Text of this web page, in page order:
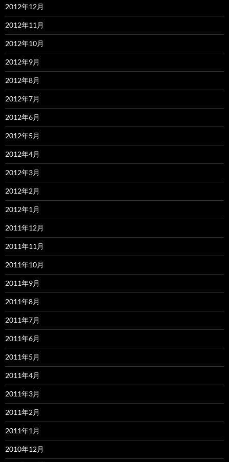
2012年12月
2012年11月
2012年10月
2012年9月
2012年8月
2012年7月
2012年6月
2012年5月
2012年4月
2012年3月
2012年2月
2012年1月
2011年12月
2011年11月
2011年10月
2011年9月
2011年8月
2011年7月
2011年6月
2011年5月
2011年4月
2011年3月
2011年2月
2011年1月
2010年12月